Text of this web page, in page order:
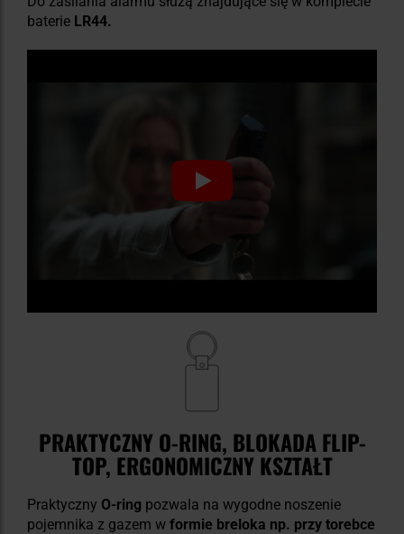
baterie LR44.
PRAKTYCZNY O-RING, BLOKADA FLIP-
TOP, ERGONOMICZNY KSZTAŁT
Praktyczny O-ring pozwala na wygodne noszenie
pojemnika z gazem w formie breloka np. przy torebce